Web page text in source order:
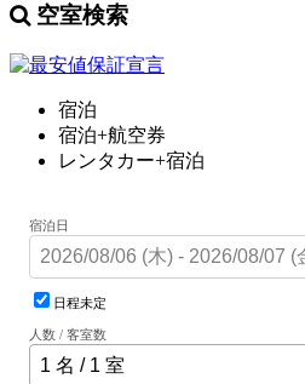
空室検索
宿泊
宿泊+航空券
レンタカー+宿泊
宿泊日
日程未定
人数 / 客室数